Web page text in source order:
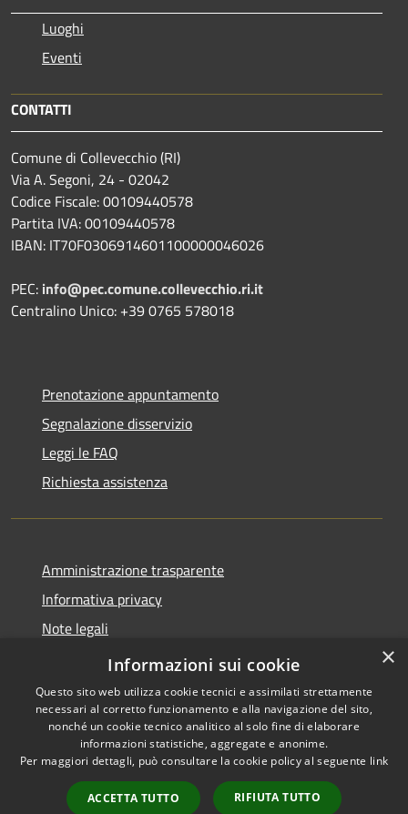
Luoghi
Eventi
CONTATTI
Comune di Collevecchio (RI)
Via A. Segoni, 24 - 02042
Codice Fiscale: 00109440578
Partita IVA: 00109440578
IBAN: IT70F0306914601100000046026
PEC: info@pec.comune.collevecchio.ri.it
Centralino Unico: +39 0765 578018
Prenotazione appuntamento
Segnalazione disservizio
Leggi le FAQ
Richiesta assistenza
Amministrazione trasparente
Informativa privacy
Note legali
Dichiarazione di accessibilità
Accessibilità
Copyright © 2026 • Comune di
Collevecchio • Powered by
Municipium•
Accesso
×
Informazioni sui cookie
Questo sito web utilizza cookie tecnici e assimilati strettamente
necessari al corretto funzionamento e alla navigazione del sito,
nonché un cookie tecnico analitico al solo fine di elaborare
informazioni statistiche, aggregate e anonime.
Per maggiori dettagli, può consultare la cookie policy al seguente link
ACCETTA TUTTO RIFIUTA TUTTO